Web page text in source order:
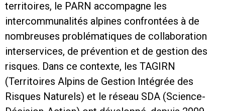
territoires, le PARN accompagne les
intercommunalités alpines confrontées à de
nombreuses problématiques de collaboration
interservices, de prévention et de gestion des
risques. Dans ce contexte, les TAGIRN
(Territoires Alpins de Gestion Intégrée des
Risques Naturels) et le réseau SDA (Science-